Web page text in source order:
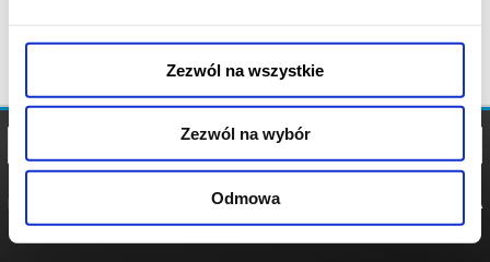
Zezwól na wszystkie
Zezwól na wybór
Odmowa
POLITYKA
POLITYKA